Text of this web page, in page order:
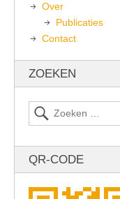
Over
Publicaties
Contact
ZOEKEN
QR-CODE